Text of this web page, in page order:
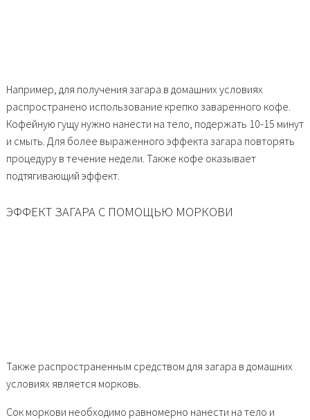
Например, для получения загара в домашних условиях
распространено использование крепко заваренного кофе.
Кофейную гущу нужно нанести на тело, подержать 10-15 минут
и смыть. Для более выраженного эффекта загара повторять
процедуру в течение недели. Также кофе оказывает
подтягивающий эффект.
ЭФФЕКТ ЗАГАРА С ПОМОЩЬЮ МОРКОВИ
Также распространенным средством для загара в домашних
условиях является морковь.
Сок моркови необходимо равномерно нанести на тело и